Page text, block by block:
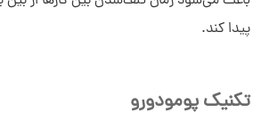
پیدا کند.
تکنیک پومودورو